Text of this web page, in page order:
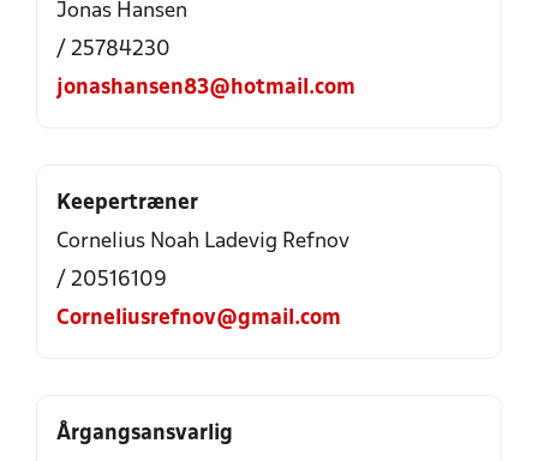
Jonas Hansen
/ 25784230
jonashansen83@hotmail.com
Keepertræner
Cornelius Noah Ladevig Refnov
/ 20516109
Corneliusrefnov@gmail.com
Årgangsansvarlig